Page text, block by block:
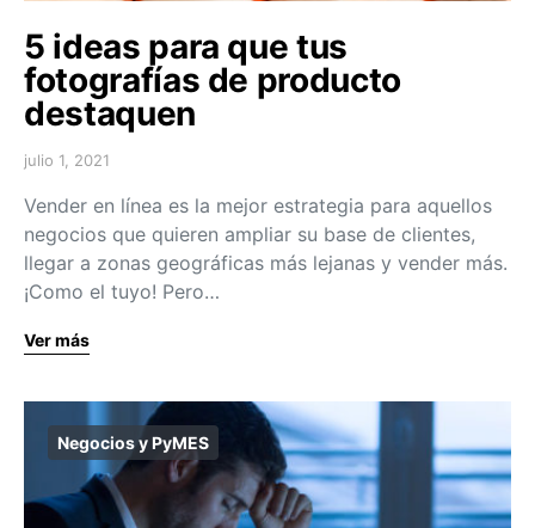
5 ideas para que tus
fotografías de producto
destaquen
julio 1, 2021
Vender en línea es la mejor estrategia para aquellos
negocios que quieren ampliar su base de clientes,
llegar a zonas geográficas más lejanas y vender más.
¡Como el tuyo! Pero…
Ver más
Negocios y PyMES